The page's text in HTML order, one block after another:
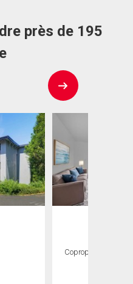
près de 195
Copropriété